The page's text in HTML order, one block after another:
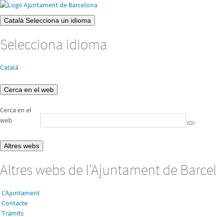
Català Selecciona un idioma
Selecciona idioma
Català
Cerca en el web
Cerca en el
web
Altres webs
Altres webs de l'Ajuntament de
L'Ajuntament
Contacte
Tràmits